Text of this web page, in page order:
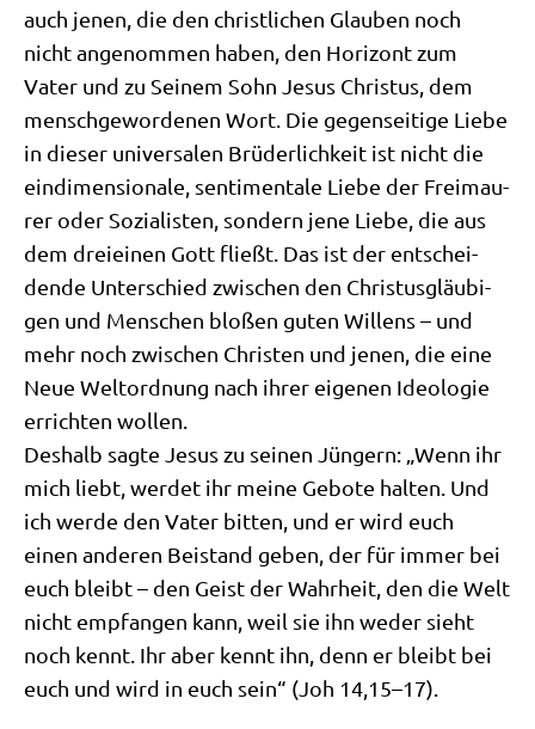
auch jenen, die den christ­li­chen Glau­ben noch
nicht ange­nom­men haben, den Hori­zont zum
Vater und zu Sei­nem Sohn Jesus Chri­stus, dem
mensch­ge­wor­de­nen Wort. Die gegen­sei­ti­ge Lie­be
in die­ser uni­ver­sa­len Brü­der­lich­keit ist nicht die
ein­di­men­sio­na­le, sen­ti­men­ta­le Lie­be der Frei­mau­
rer oder Sozia­li­sten, son­dern jene Lie­be, die aus
dem drei­ei­nen Gott fließt. Das ist der ent­schei­
den­de Unter­schied zwi­schen den Chri­stus­gläu­bi­
gen und Men­schen blo­ßen guten Wil­lens – und
mehr noch zwi­schen Chri­sten und jenen, die eine
Neue Welt­ord­nung nach ihrer eige­nen Ideo­lo­gie
errich­ten wol­len.
Des­halb sag­te Jesus zu sei­nen Jün­gern: „Wenn ihr
mich liebt, wer­det ihr mei­ne Gebo­te hal­ten. Und
ich wer­de den Vater bit­ten, und er wird euch
einen ande­ren Bei­stand geben, der für immer bei
euch bleibt – den Geist der Wahr­heit, den die Welt
nicht emp­fan­gen kann, weil sie ihn weder sieht
noch kennt. Ihr aber kennt ihn, denn er bleibt bei
euch und wird in euch sein“ (Joh 14,15–17).